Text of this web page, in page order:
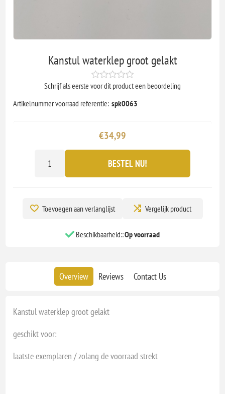
Kanstul waterklep groot gelakt
Schrijf als eerste voor dit product een beoordeling
Artikelnummer voorraad referentie: spk0063
€34,99
BESTEL NU!
Toevoegen aan verlanglijst Vergelijk product
Beschikbaarheid::Op voorraad
Overview Reviews Contact Us
Kanstul waterklep groot gelakt
geschikt voor:
laatste exemplaren / zolang de voorraad strekt